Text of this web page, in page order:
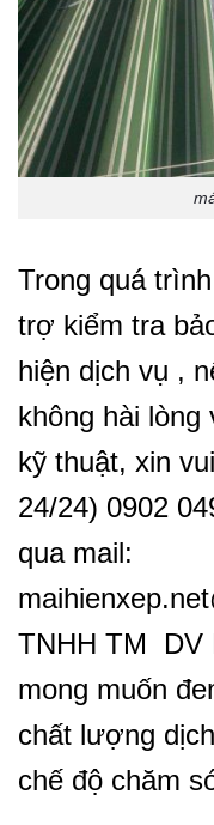
Trong quá
trợ kiểm tra
hiện dịch vụ ,
không hài
kỹ thuật, xin
24/24) 0902
qua mail:
TNHH TM DV
mong muốn
chất lượng
chế độ chăm